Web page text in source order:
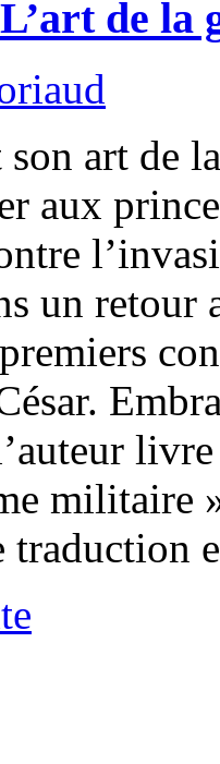
de la
son art de
aux
un retour
militaire
traduction